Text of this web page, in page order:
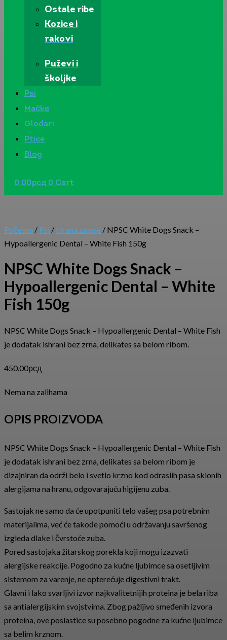
Ostale ribe
Kozice i
rakovi
Puževi i
školjke
Psi
Mačke
Glodari
Ptice
Blog
0.00рсд 0 Cart
Početna / Psi / Hrana za pse / NPSC White Dogs Snack –
Hypoallergenic Dental – White Fish 150g
NPSC White Dogs Snack –
Hypoallergenic Dental – White
Fish 150g
NPSC White Dogs Snack – Hypoallergenic Dental – White Fish
je dodatak ishrani bez zrna, delikates sa belom ribom.
450.00рсд
Nema na zalihama
OPIS PROIZVODA
NPSC White Dogs Snack – Hypoallergenic Dental – White Fish
je dodatak ishrani bez zrna, delikates sa belom ribom je
dizajniran da održi belo i svetlo krzno kod odraslih pasa sklonih
alergijama na hranu, odgovarajuću higijenu zuba.
Sastojak ne samo da će upotpuniti telo vašeg psa potrebnim
materijalima, već će takođe pomoći u održavanju savršenog
izgleda dlake i čvrstoće zuba.
Pored sastojaka žitarskog porekla koji mogu izazvati
alergijske reakcije. Pogodno za kućne ljubimce sa osetljivim
sistemom za varenje, ne opterećuje digestivni trakt.
Glavni i lako svarljivi izvor najkvalitetnijih proteina je bela riba
sa antialergijskim svojstvima. Zbog pažljivo smeđenih izvora
proteina, ove poslastice su posebno pogodne za kućne ljubimce
sa belim krznom.